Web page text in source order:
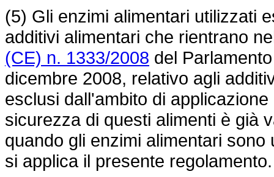
(5) Gli enzimi alimentari utilizzati
additivi alimentari che rientrano
(CE) n. 1333/2008 del
dicembre 2008, relativo agli
esclusi dall'ambito di
sicurezza di questi alimenti è già
quando gli enzimi alimentari
si applica il presente regolamento.